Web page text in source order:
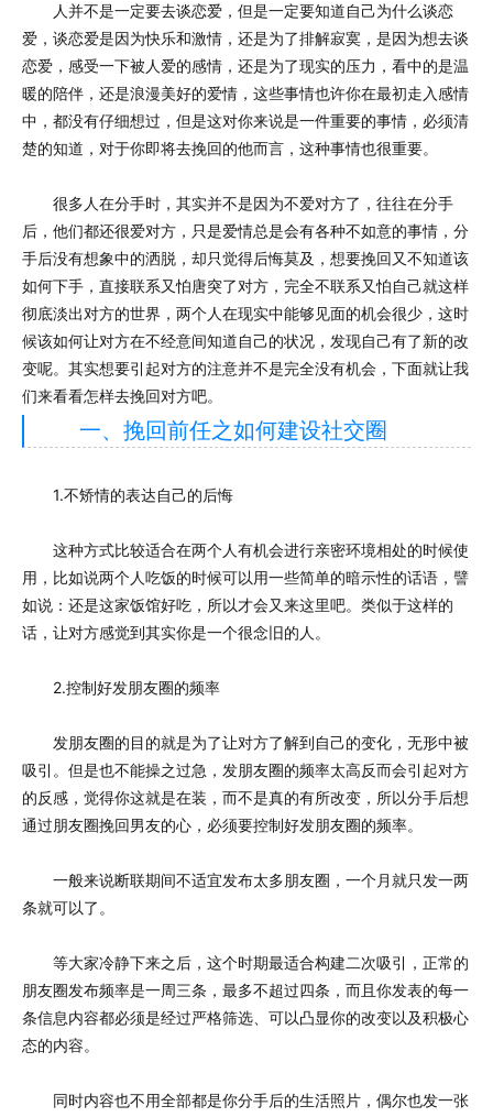
人并不是一定要去谈恋爱，但是一定要知道自己为什么谈恋
爱，谈恋爱是因为快乐和激情，还是为了排解寂寞，是因为想去谈
恋爱，感受一下被人爱的感情，还是为了现实的压力，看中的是温
暖的陪伴，还是浪漫美好的爱情，这些事情也许你在最初走入感情
中，都没有仔细想过，但是这对你来说是一件重要的事情，必须清
楚的知道，对于你即将去挽回的他而言，这种事情也很重要。
很多人在分手时，其实并不是因为不爱对方了，往往在分手
后，他们都还很爱对方，只是爱情总是会有各种不如意的事情，分
手后没有想象中的洒脱，却只觉得后悔莫及，想要挽回又不知道该
如何下手，直接联系又怕唐突了对方，完全不联系又怕自己就这样
彻底淡出对方的世界，两个人在现实中能够见面的机会很少，这时
候该如何让对方在不经意间知道自己的状况，发现自己有了新的改
变呢。其实想要引起对方的注意并不是完全没有机会，下面就让我
们来看看怎样去挽回对方吧。
一、挽回前任之如何建设社交圈
1.不矫情的表达自己的后悔
这种方式比较适合在两个人有机会进行亲密环境相处的时候使
用，比如说两个人吃饭的时候可以用一些简单的暗示性的话语，譬
如说：还是这家饭馆好吃，所以才会又来这里吧。类似于这样的
话，让对方感觉到其实你是一个很念旧的人。
2.控制好发朋友圈的频率
发朋友圈的目的就是为了让对方了解到自己的变化，无形中被
吸引。但是也不能操之过急，发朋友圈的频率太高反而会引起对方
的反感，觉得你这就是在装，而不是真的有所改变，所以分手后想
通过朋友圈挽回男友的心，必须要控制好发朋友圈的频率。
一般来说断联期间不适宜发布太多朋友圈，一个月就只发一两
条就可以了。
等大家冷静下来之后，这个时期最适合构建二次吸引，正常的
朋友圈发布频率是一周三条，最多不超过四条，而且你发表的每一
条信息内容都必须是经过严格筛选、可以凸显你的改变以及积极心
态的内容。
同时内容也不用全部都是你分手后的生活照片，偶尔也发一张